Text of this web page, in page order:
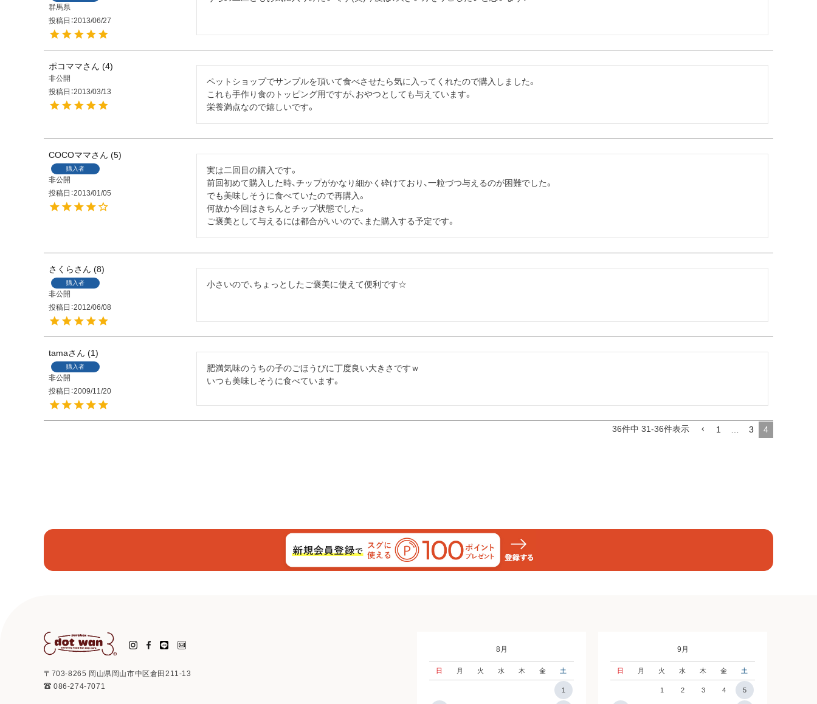
群馬県
投稿日 2013/06/27
ポコママ 4
非公開
投稿日 2013/03/13
ペットショップでサンプルを頂いて食べさせたら気に入ってくれたので購入しました。
これも手作り食のトッピング用ですが、おやつとしても与えています。
栄養満点なので嬉しいです。
COCOママ 5
購入者
非公開
投稿日 2013/01/05
実は二回目の購入です。
前回初めて購入した時、チップがかなり細かく砕けており、一粒づつ与えるのが困難でした。
でも美味しそうに食べていたので再購入。
何故か今回はきちんとチップ状態でした。
ご褒美として与えるには都合がいいので、また購入する予定です。
さくら 8
購入者
非公開
投稿日 2012/06/08
小さいので、ちょっとしたご褒美に使えて便利です☆
tama 1
購入者
非公開
投稿日 2009/11/20
肥満気味のうちの子のごほうびに丁度良い大きさですｗ
36件中 31-36件表示 1 3 4
8月
日 月 火 水 木 金 土
1
9月
日 月 火 水 木 金 土
1 2 3 4 5
〒703-8265 岡山県岡山市中区倉田211-13
086-274-7071